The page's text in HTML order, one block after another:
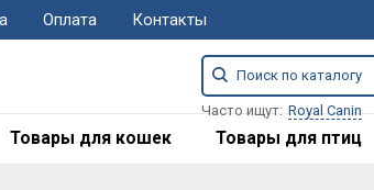
Оплата Контакты
Часто ищут: Royal Canin
Товары для кошек Товары для птиц